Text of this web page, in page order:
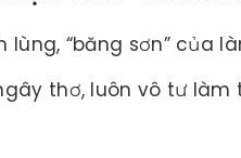
lùng, “băng sơn” của
thơ, luôn vô tư làm